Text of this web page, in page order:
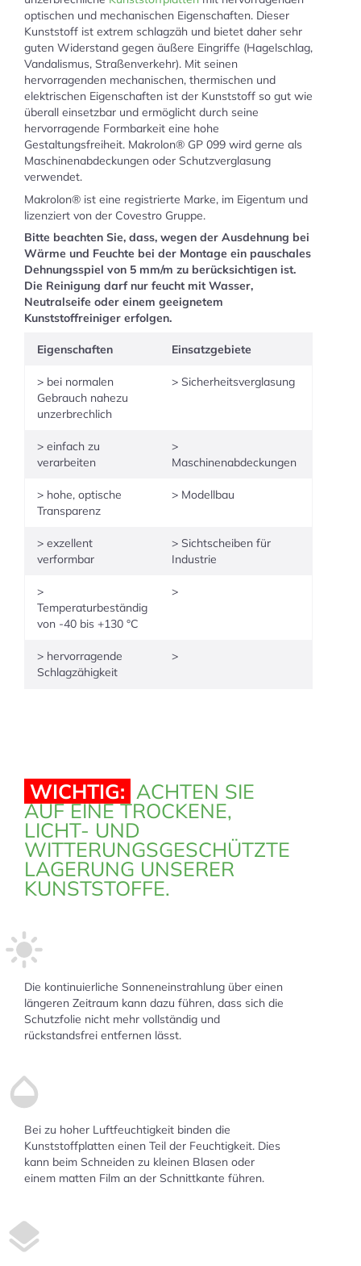
optischen und mechanischen Eigenschaften. Dieser
Kunststoff ist extrem schlagzäh und bietet daher sehr
guten Widerstand gegen äußere Eingriffe (Hagelschlag,
Vandalismus, Straßenverkehr). Mit seinen
hervorragenden mechanischen, thermischen und
elektrischen Eigenschaften ist der Kunststoff so gut wie
überall einsetzbar und ermöglicht durch seine
hervorragende Formbarkeit eine hohe
Gestaltungsfreiheit. Makrolon® GP 099 wird gerne als
Maschinenabdeckungen oder Schutzverglasung
verwendet.
Makrolon® ist eine registrierte Marke, im Eigentum und
lizenziert von der Covestro Gruppe.
Bitte beachten Sie, dass, wegen der Ausdehnung bei
Wärme und Feuchte bei der Montage ein pauschales
Dehnungsspiel von 5 mm/m zu berücksichtigen ist.
Die Reinigung darf nur feucht mit Wasser,
Neutralseife oder einem geeignetem
Kunststoffreiniger erfolgen.
Eigenschaften Einsatzgebiete
> bei normalen
Gebrauch nahezu
unzerbrechlich
> Sicherheitsverglasung
> einfach zu
verarbeiten
>
Maschinenabdeckungen
> hohe, optische
Transparenz
> Modellbau
> exzellent
verformbar
> Sichtscheiben für
Industrie
>
Temperaturbeständig
von -40 bis +130 °C
>
> hervorragende
Schlagzähigkeit
>
WICHTIG: ACHTEN SIE
AUF EINE TROCKENE,
LICHT- UND
WITTERUNGSGESCHÜTZTE
LAGERUNG UNSERER
KUNSTSTOFFE.
Die kontinuierliche Sonneneinstrahlung über einen
längeren Zeitraum kann dazu führen, dass sich die
Schutzfolie nicht mehr vollständig und
rückstandsfrei entfernen lässt.
Bei zu hoher Luftfeuchtigkeit binden die
Kunststoffplatten einen Teil der Feuchtigkeit. Dies
kann beim Schneiden zu kleinen Blasen oder
einem matten Film an der Schnittkante führen.